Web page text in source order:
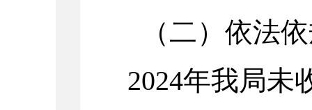
（二）依法
2024年我局未